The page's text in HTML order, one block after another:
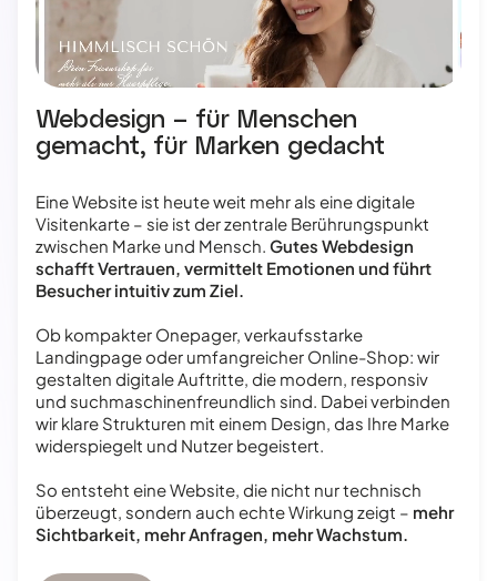
Webdesign – für Menschen
gemacht, für Marken gedacht
Eine Website ist heute weit mehr als eine digitale
Visitenkarte – sie ist der zentrale Berührungspunkt
zwischen Marke und Mensch. Gutes Webdesign
schafft Vertrauen, vermittelt Emotionen und führt
Besucher intuitiv zum Ziel.
Ob kompakter Onepager, verkaufsstarke
Landingpage oder umfangreicher Online-Shop: wir
gestalten digitale Auftritte, die modern, responsiv
und suchmaschinenfreundlich sind. Dabei verbinden
wir klare Strukturen mit einem Design, das Ihre Marke
widerspiegelt und Nutzer begeistert.
So entsteht eine Website, die nicht nur technisch
überzeugt, sondern auch echte Wirkung zeigt – mehr
Sichtbarkeit, mehr Anfragen, mehr Wachstum.